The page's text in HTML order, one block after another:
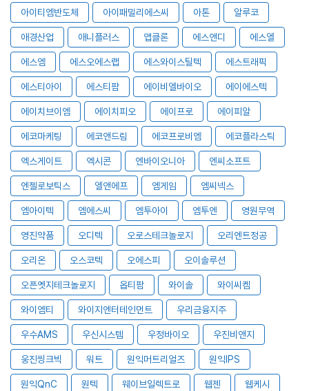
아이티엠반도체 아이패밀리에스씨 아톤 알루코
애경산업 애니플러스 앱클론 에스앤디 에스엘
에스엠 에스오에스랩 에스와이스틸텍 에스트래픽
에스티아이 에스티팜 에이비엘바이오 에이에스텍
에이치브이엠 에이치피오 에이프로 에이피알
에코마케팅 에코앤드림 에코프로비엠 에코플라스틱
엑스게이트 엑시콘 엔바이오니아 엔씨소프트
엔젤로보틱스 엘앤에프 엠게임 엠씨넥스
엠아이텍 엠에스씨 엠투아이 엠투엔 영원무역
영진약품 오디텍 오로스테크놀로지 오리엔트정공
오리온 오스코텍 오에스피 오이솔루션
오픈엣지테크놀로지 옵티팜 와이솔 와이씨켐
와이엠티 와이지엔터테인먼트 우리금융지주
우수AMS 우신시스템 우정바이오 우진비앤지
웅진씽크빅 워트 원익머트리얼즈 원익IPS
원익QnC 원텍 웨이브일렉트로 웹젠 웹케시